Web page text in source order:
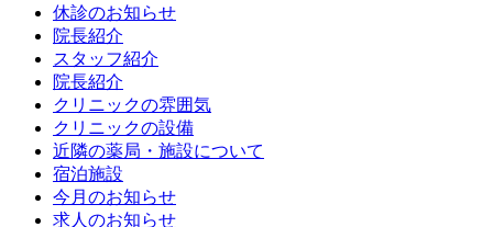
休診のお知らせ
院長紹介
スタッフ紹介
院長紹介
クリニックの雰囲気
クリニックの設備
近隣の薬局・施設について
宿泊施設
今月のお知らせ
求人のお知らせ